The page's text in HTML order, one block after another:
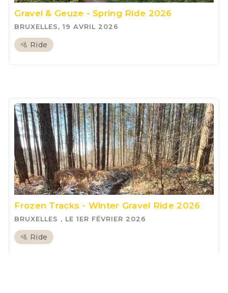
Gravel & Geuze - Spring Ride 2026
BRUXELLES, 19 AVRIL 2026
🚵 Ride
Frozen Tracks - Winter Gravel Ride 2026
BRUXELLES , LE 1ER FÉVRIER 2026
🚵 Ride